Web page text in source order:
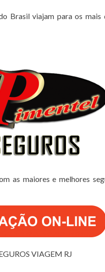
Brasil viajam para os
as maiores e melhores
VIAGEM RJ